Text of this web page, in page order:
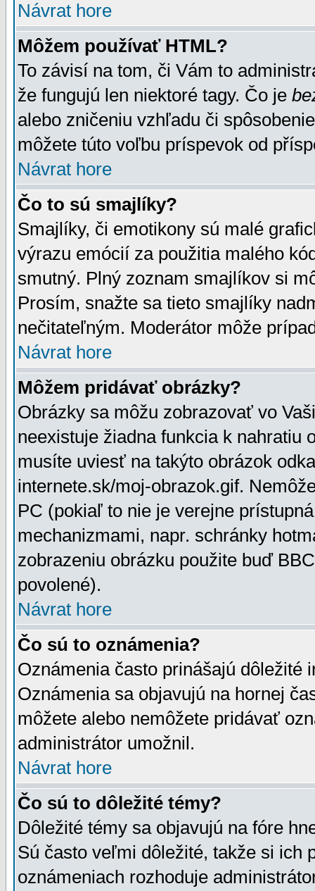
Návrat hore
Môžem používať HTML?
To závisí na tom, či Vám to
že fungujú len niektoré tagy. Čo je
alebo zničeniu vzhľadu či
môžete túto voľbu príspevok od
Návrat hore
Čo to sú smajlíky?
Smajlíky, či emotikony sú malé
výrazu emócií za použitia malého
smutný. Plný zoznam smajlíkov si
Prosím, snažte sa tieto smajlíky
nečitateľným. Moderátor môže
Návrat hore
Môžem pridávať obrázky?
Obrázky sa môžu zobrazovať vo
neexistuje žiadna funkcia k nahratiu
musíte uviesť na takýto obrázok
internete.sk/moj-obrazok.gif.
PC (pokiaľ to nie je verejne
mechanizmami, napr. schránky
zobrazeniu obrázku použite buď
povolené).
Návrat hore
Čo sú to oznámenia?
Oznámenia často prinášajú dôležité
Oznámenia sa objavujú na hornej
môžete alebo nemôžete pridávať
administrátor umožnil.
Návrat hore
Čo sú to dôležité témy?
Dôležité témy sa objavujú na fóre
Sú často veľmi dôležité, takže si ich
oznámeniach rozhoduje